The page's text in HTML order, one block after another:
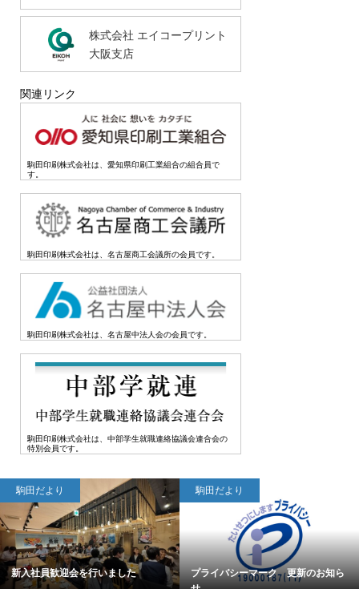
株式会社 エイコープリント
大阪支店
関連リンク
駒田印刷株式会社は、愛知県印刷工業組合の組合員で
す。
駒田印刷株式会社は、名古屋商工会議所の会員です。
駒田印刷株式会社は、名古屋中法人会の会員です。
駒田印刷株式会社は、中部学生就職連絡協議会連合会の
特別会員です。
駒田だより
新入社員歓迎会を行いました
駒田だより
プライバシーマーク 更新のお知ら